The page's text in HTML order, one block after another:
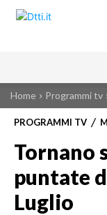
Home Programmi tv
PROGRAMMI TV
Tornano
puntate
Luglio